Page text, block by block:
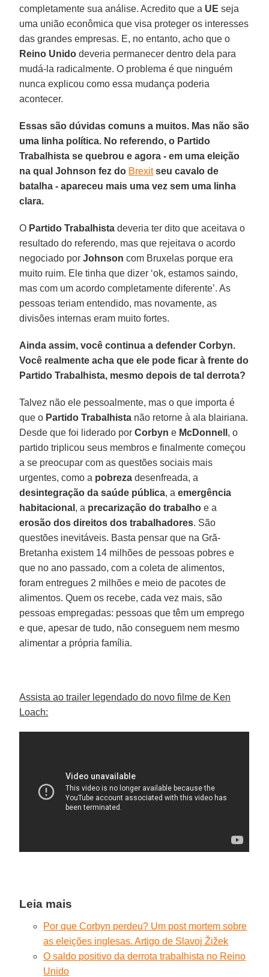
completamente sua análise. Acredito que a UE seja
uma união econômica que visa proteger os interesses
das grandes empresas. E, no entanto, acho que o
Reino Unido deveria permanecer dentro dela para
mudá-la radicalmente. O problema é que ninguém
nunca explicou como essa mudança poderia
acontecer.
Essas são dúvidas comuns a muitos. Mas não são
uma linha política. No referendo, o Partido
Trabalhista se quebrou e agora - em uma eleição
na qual Johnson fez do Brexitseu cavalo de
batalha - apareceu mais uma vez sem uma linha
clara.
O Partido Trabalhista deveria ter dito que aceitava o
resultado do referendo, mas que rejeitava o acordo
negociado porJohnson com Bruxelas porque era
muito ruim. Ele tinha que dizer ‘ok, estamos saindo,
mas com um acordo completamente diferente’. As
pessoas teriam entendido, mas novamente, as
divisões internas eram muito fortes.
Ainda assim, você continua a defender Corbyn.
Você realmente acha que ele pode ficar à frente do
Partido Trabalhista, mesmo depois de tal derrota?
Talvez não ele pessoalmente, mas o que importa é
que o Partido Trabalhista não retorne à ala blairiana.
Desde que foi liderado porCorbyn e McDonnell , o
partido triplicou seus membros e finalmente começou
a se preocupar com as questões sociais mais
urgentes, como a pobreza desenfreada, a
desintegração da saúde pública, aemergência
habitacional , a precarização do trabalho e a
erosão dos direitos dos trabalhadores. São
questões inevitáveis. Basta pensar que na Grã-
Bretanha existem 14 milhões de pessoas pobres e
que no ano passado, com a coleta de alimentos,
foram entregues 2 milhões e meio de pacotes de
alimentos. Quem os recebe, cada vez mais, são
pessoas empregadas: pessoas que têm um emprego
e que, apesar de tudo, não conseguem nem mesmo
alimentar a própria família.
Assista ao trailer legendado do novo filme de Ken
Loach:
Leia mais
Por que Corbyn perdeu? Um post mortem sobre
as eleições inglesas. Artigo de Slavoj Žižek
O saldo positivo da derrota trabalhista no Reino
Unido